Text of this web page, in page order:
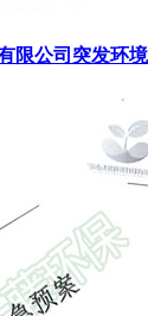
限公司突发环